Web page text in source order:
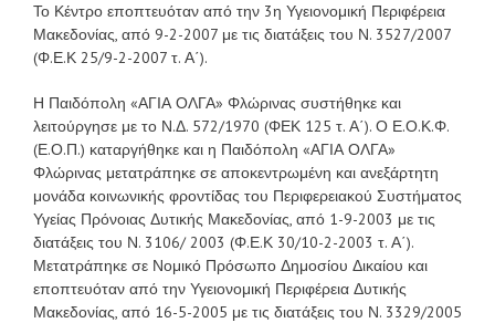
Το Κέντρο εποπτευόταν από την 3η Υγειονομική Περιφέρεια
Μακεδονίας, από 9-2-2007 με τις διατάξεις του Ν. 3527/2007
(Φ.Ε.Κ 25/9-2-2007 τ. Α΄).
Η Παιδόπολη «ΑΓΙΑ ΟΛΓΑ» Φλώρινας συστήθηκε και
λειτούργησε με το Ν.Δ. 572/1970 (ΦΕΚ 125 τ. Α΄). Ο Ε.Ο.Κ.Φ.
(Ε.Ο.Π.) καταργήθηκε και η Παιδόπολη «ΑΓΙΑ ΟΛΓΑ»
Φλώρινας μετατράπηκε σε αποκεντρωμένη και ανεξάρτητη
μονάδα κοινωνικής φροντίδας του Περιφερειακού Συστήματος
Υγείας Πρόνοιας Δυτικής Μακεδονίας, από 1-9-2003 με τις
διατάξεις του Ν. 3106/ 2003 (Φ.Ε.Κ 30/10-2-2003 τ. Α΄).
Μετατράπηκε σε Νομικό Πρόσωπο Δημοσίου Δικαίου και
εποπτευόταν από την Υγειονομική Περιφέρεια Δυτικής
Μακεδονίας, από 16-5-2005 με τις διατάξεις του Ν. 3329/2005